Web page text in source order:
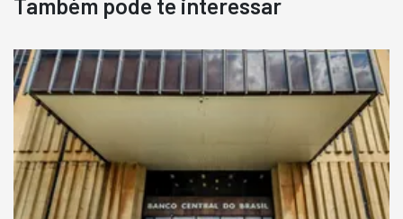
Destaque
Usado
Pá Carregadeira Cat 966
Ano 1987
R$ 145.000